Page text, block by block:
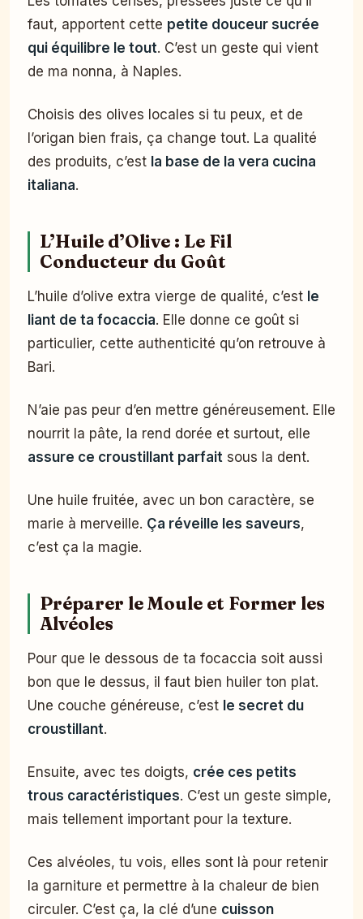
faut, apportent cette petite douceur sucrée
qui équilibre le tout. C’est un geste qui vient
de ma nonna, à Naples.
Choisis des olives locales si tu peux, et de
l’origan bien frais, ça change tout. La qualité
des produits, c’est la base de la vera cucina
italiana.
L’Huile d’Olive : Le Fil
Conducteur du Goût
L’huile d’olive extra vierge de qualité, c’est le
liant de ta focaccia. Elle donne ce goût si
particulier, cette authenticité qu’on retrouve à
Bari.
N’aie pas peur d’en mettre généreusement. Elle
nourrit la pâte, la rend dorée et surtout, elle
assure ce croustillant parfait sous la dent.
Une huile fruitée, avec un bon caractère, se
marie à merveille. Ça réveille les saveurs,
c’est ça la magie.
Préparer le Moule et Former les
Alvéoles
Pour que le dessous de ta focaccia soit aussi
bon que le dessus, il faut bien huiler ton plat.
Une couche généreuse, c’est le secret du
croustillant.
Ensuite, avec tes doigts, crée ces petits
trous caractéristiques. C’est un geste simple,
mais tellement important pour la texture.
Ces alvéoles, tu vois, elles sont là pour retenir
la garniture et permettre à la chaleur de bien
circuler. C’est ça, la clé d’une cuisson